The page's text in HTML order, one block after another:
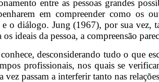
entre as pessoas grandes
em compreender como os
o diálogo. Jung (1967), por sua vez,
ideais da pessoa, a compreensão
desconsiderando tudo o que
profissionais, nos quais se
passam a interferir tanto nas